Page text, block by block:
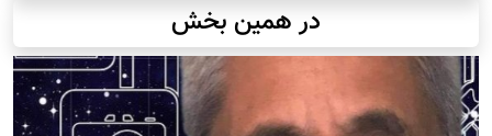
در همین بخش